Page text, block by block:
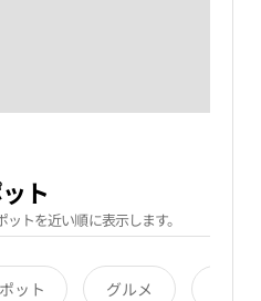
ト
トを近い順に表示します。
ット グルメ